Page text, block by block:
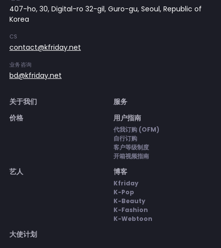
407-ho, 30, Digital-ro 32-gil, Guro-gu, Seoul, Republic of
Korea
CS
contact@kfriday.net
业务咨询
bd@kfriday.net
关于我们
服务
价格
用户指南
代我订购 (OFM)
自行订购
客户等级制度
开箱视频指南
艺人 博客
Kfriday
K-Pop
K-Beauty
K-Fashion
K-Webtoon
大使计划